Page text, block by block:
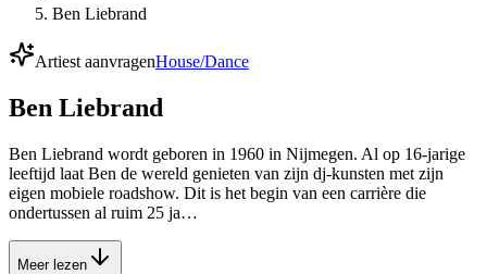
Ben Liebrand
Artiest aanvragenHouse/Dance
Ben Liebrand
Ben Liebrand wordt geboren in 1960 in Nijmegen. Al op 16-jarige
leeftijd laat Ben de wereld genieten van zijn dj-kunsten met zijn
eigen mobiele roadshow. Dit is het begin van een carrière die
ondertussen al ruim 25 ja…
Meer lezen